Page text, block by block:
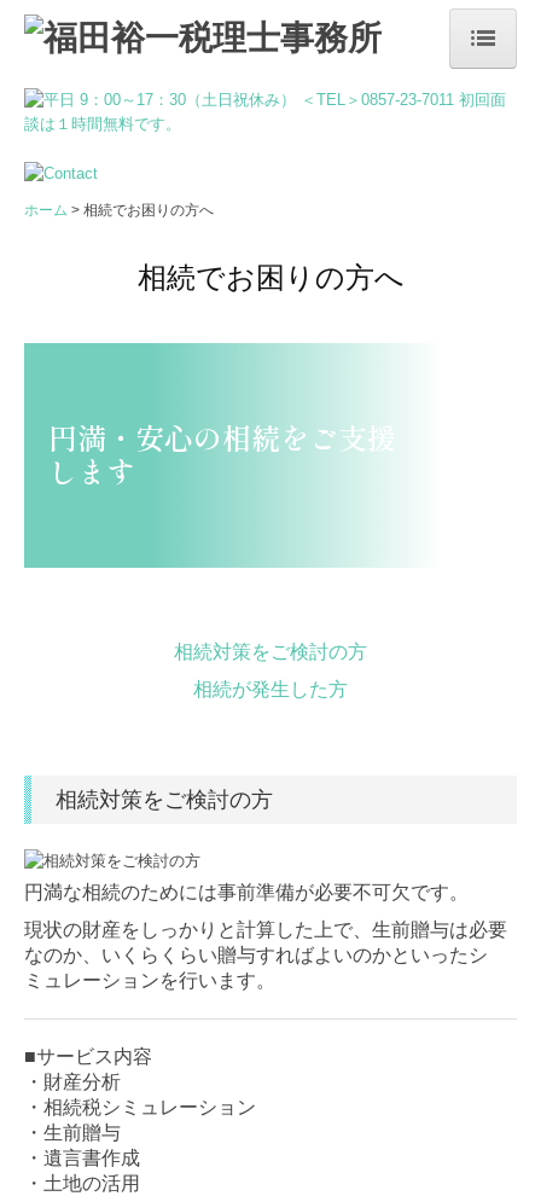
ホーム
代表挨拶・経営理念
顧問契約の流れ
補助金・助成金・融資情報
ホーム 相続でお困りの方へ
相続でお困りの方へ
円満・安心の相続をご支援
します
相続対策をご検討の方
相続が発生した方
相続対策をご検討の方
円満な相続のためには事前準備が必要不可欠です。
現状の財産をしっかりと計算した上で、生前贈与は必要
なのか、いくらくらい贈与すればよいのかといったシ
ミュレーションを行います。
■サービス内容
・財産分析
・相続税シミュレーション
・生前贈与
・遺言書作成
・土地の活用